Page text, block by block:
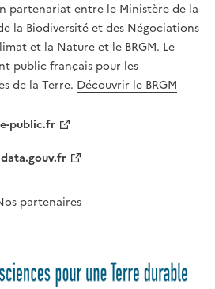
T
É
,
É
G
A
L
F
A
T
R
T
É
partenariat entre le Ministère de la
la Biodiversité et des Négociations
et la Nature et le BRGM. Le
public français pour les
de la Terre. Découvrir le BRGM
public.fr
data.gouv.fr
partenaires